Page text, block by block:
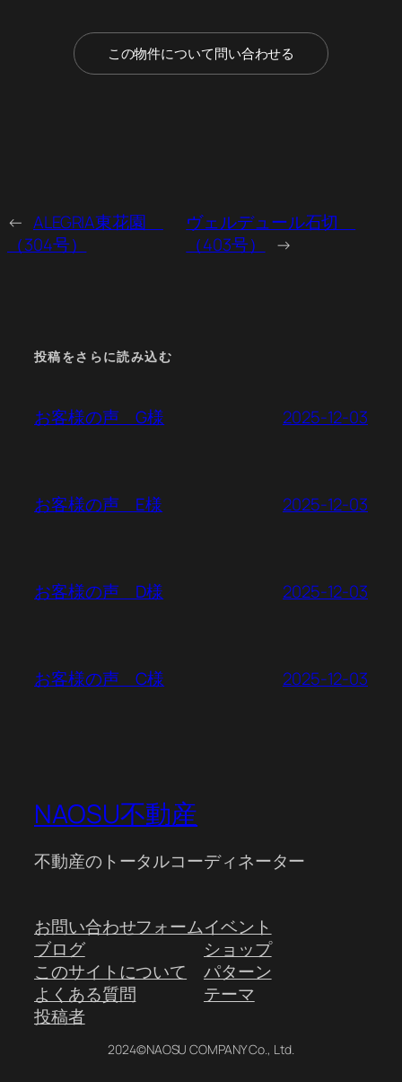
この物件について問い合わせる
← ALEGRIA東花園
（304号）
ヴェルデュール石切
（403号）
→
投稿をさらに読み込む
お客様の声 G様 2025-12-03
お客様の声 E様 2025-12-03
お客様の声 D様 2025-12-03
お客様の声 C様 2025-12-03
NAOSU不動産
不動産のトータルコーディネーター
お問い合わせフォーム
ブログ
このサイトについて
よくある質問
投稿者
イベント
ショップ
パターン
テーマ
2024©NAOSU COMPANY Co., Ltd.